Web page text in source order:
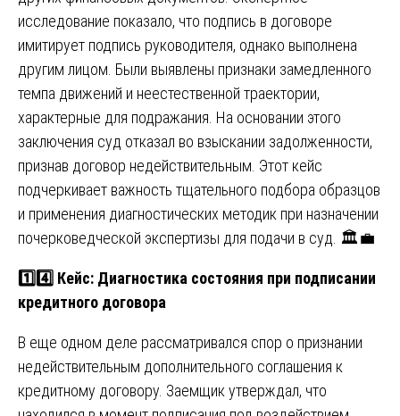
исследование показало, что подпись в договоре
имитирует подпись руководителя, однако выполнена
другим лицом. Были выявлены признаки замедленного
темпа движений и неестественной траектории,
характерные для подражания. На основании этого
заключения суд отказал во взыскании задолженности,
признав договор недействительным. Этот кейс
подчеркивает важность тщательного подбора образцов
и применения диагностических методик при назначении
почерковедческой экспертизы для подачи в суд. 🏛️💼
1️⃣4️⃣ Кейс: Диагностика состояния при подписании
кредитного договора
В еще одном деле рассматривался спор о признании
недействительным дополнительного соглашения к
кредитному договору. Заемщик утверждал, что